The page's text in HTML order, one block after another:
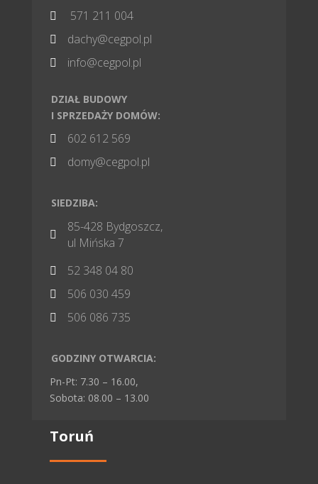
 571 211 004
 dachy@cegpol.pl
 info@cegpol.pl
DZIAŁ BUDOWY
I SPRZEDAŻY DOMÓW:
 602 612 569
 domy@cegpol.pl
SIEDZIBA:

85-428 Bydgoszcz,
ul Mińska 7
 52 348 04 80
 506 030 459
 506 086 735
GODZINY OTWARCIA:
Pn-Pt: 7.30 – 16.00,
Sobota: 08.00 – 13.00
Toruń